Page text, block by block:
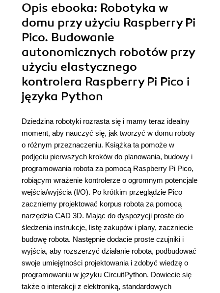
Opis ebooka: Robotyka w
domu przy użyciu Raspberry Pi
Pico. Budowanie
autonomicznych robotów przy
użyciu elastycznego
kontrolera Raspberry Pi Pico i
języka Python
Dziedzina robotyki rozrasta się i mamy teraz idealny
moment, aby nauczyć się, jak tworzyć w domu roboty
o różnym przeznaczeniu. Książka ta pomoże w
podjęciu pierwszych kroków do planowania, budowy i
programowania robota za pomocą Raspberry Pi Pico,
robiącym wrażenie kontrolerze o ogromnym potencjale
wejścia/wyjścia (I/O). Po krótkim przeglądzie Pico
zaczniemy projektować korpus robota za pomocą
narzędzia CAD 3D. Mając do dyspozycji proste do
śledzenia instrukcje, listę zakupów i plany, zaczniecie
budowę robota. Następnie dodacie proste czujniki i
wyjścia, aby rozszerzyć działanie robota, podbudować
swoje umiejętności projektowania i zdobyć wiedzę o
programowaniu w języku CircuitPython. Dowiecie się
także o interakcji z elektroniką, standardowych